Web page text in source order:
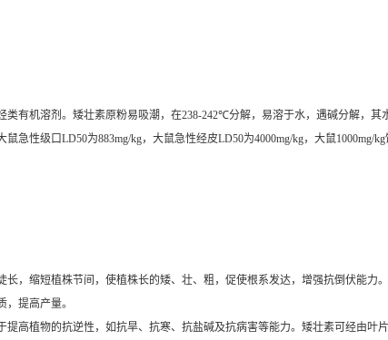
类有机溶剂。矮壮素原粉易吸潮，在238-242℃分解，易溶于水，遇碱分解，其
鼠急性级口LD50为883mg/kg，大鼠急性经皮LD50为4000mg/kg，大鼠1000mg/kg
，缩短植株节间，使植株长的矮、壮、粗，促使根系发达，增强抗倒伏能
提高产量。
高植物的抗逆性，如抗旱、抗寒、抗盐碱及抗病害等能力。矮壮素可经由